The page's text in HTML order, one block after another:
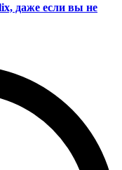
даже если вы не